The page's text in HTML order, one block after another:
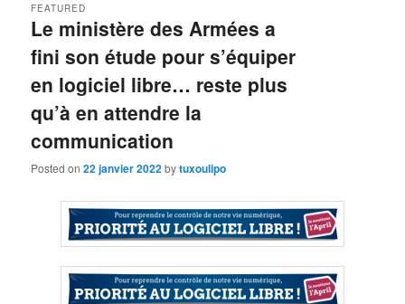
Le ministère des Armées a
fini son étude pour s’équiper
en logiciel libre… reste plus
qu’à en attendre la
communication
FEATURED
Posted on22 janvier 2022bytuxoulipo